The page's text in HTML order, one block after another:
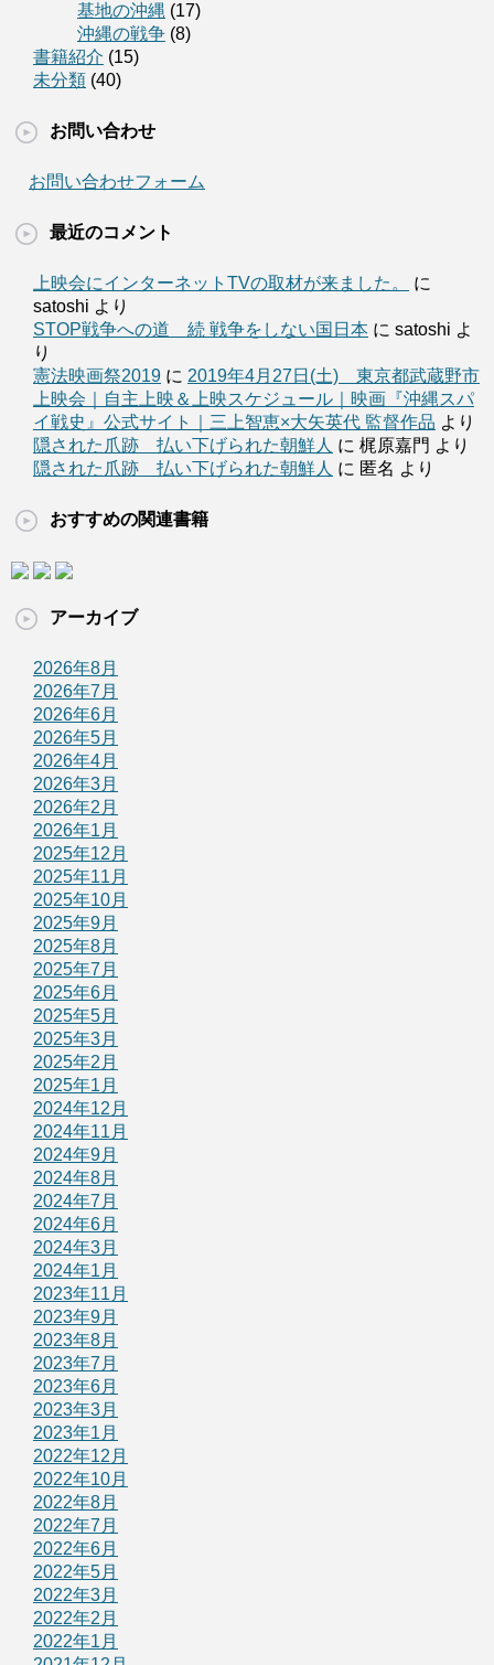
基地の沖縄 (17)
沖縄の戦争 (8)
書籍紹介 (15)
未分類 (40)
お問い合わせ
お問い合わせフォーム
最近のコメント
上映会にインターネットTVの取材が来ました。
に
satoshi より
STOP戦争への道 続 戦争をしない国日本 に satoshi よ
り
憲法映画祭2019 に 2019年4月27日(土) 東京都武蔵野市
上映会｜自主上映＆上映スケジュール｜映画『沖縄スパ
イ戦史』公式サイト｜三上智恵×大矢英代 監督作品 より
隠された爪跡 払い下げられた朝鮮人 に 梶原嘉門 より
隠された爪跡 払い下げられた朝鮮人 に 匿名 より
おすすめの関連書籍
アーカイブ
2026年8月
2026年7月
2026年6月
2026年5月
2026年4月
2026年3月
2026年2月
2026年1月
2025年12月
2025年11月
2025年10月
2025年9月
2025年8月
2025年7月
2025年6月
2025年5月
2025年3月
2025年2月
2025年1月
2024年12月
2024年11月
2024年9月
2024年8月
2024年7月
2024年6月
2024年3月
2024年1月
2023年11月
2023年9月
2023年8月
2023年7月
2023年6月
2023年3月
2023年1月
2022年12月
2022年10月
2022年8月
2022年7月
2022年6月
2022年5月
2022年3月
2022年2月
2022年1月